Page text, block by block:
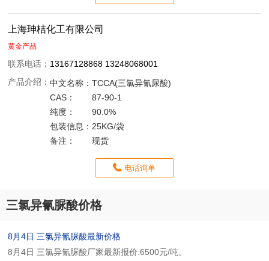
上海珅桔化工有限公司
黄金产品
联系电话： 13167128868 13248068001
产品介绍：中文名称：TCCA(三氯异氰尿酸)
CAS：
87-90-1
纯度：
90.0%
包装信息： 25KG/袋
备注：
现货
电话询单
三氯异氰脲酸价格
8月4日 三氯异氰脲酸最新价格
8月4日 三氯异氰脲酸厂家最新报价:6500元/吨。